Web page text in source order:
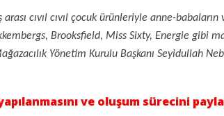
arası cıvıl cıvıl çocuk ürünleriyle anne-
Brooksfield, Miss Sixty, Energie gibi
Yönetim Kurulu Başkanı Seyidullah
ve oluşum sürecini